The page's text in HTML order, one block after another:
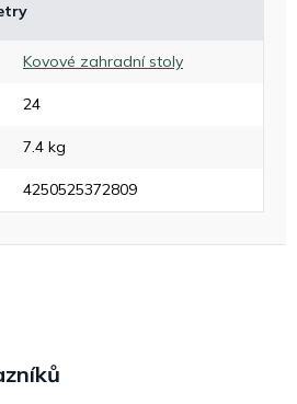
Kovové zahradní stoly
24
7.4 kg
4250525372809